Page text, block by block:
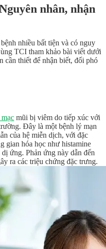
nhân, nhận
nhiều bất tiện và có nguy
TCI tham khảo bài viết dưới
cần thiết để nhận biết, đối phó
mũi bị viêm do tiếp xúc với
Đây là một bệnh lý mạn
của hệ miễn dịch, với đặc
gian hóa học như histamine
ứng. Phản ứng này dẫn đến
ra các triệu chứng đặc trưng.